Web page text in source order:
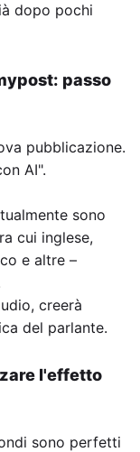
dopo pochi
passo
pubblicazione.
AI".
sono
cui inglese,
e altre –
creerà
del parlante.
l'effetto
sono perfetti